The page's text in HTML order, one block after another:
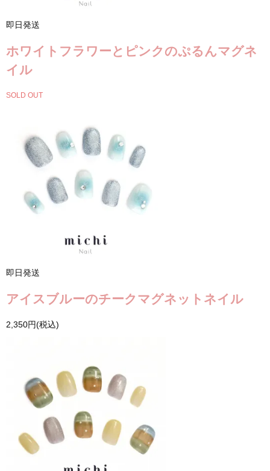
即日発送
ホワイトフラワーとピンクのぷるんマグネ
イル
SOLD OUT
即日発送
アイスブルーのチークマグネットネイル
2,350円(税込)